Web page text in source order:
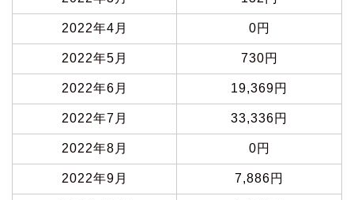
2022年4月 0円
2022年5月 730円
2022年6月 19,369円
2022年7月 33,336円
2022年8月 0円
2022年9月 7,886円